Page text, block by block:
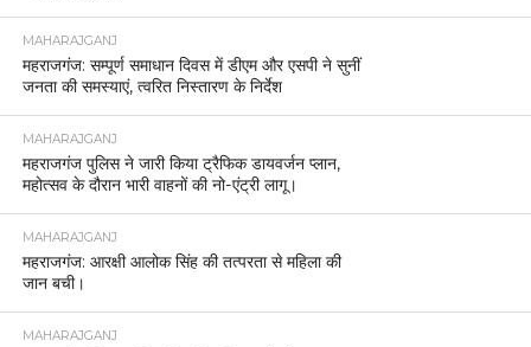
MAHARAJGANJ
महराजगंज: सम्पूर्ण समाधान दिवस में डीएम और एसपी ने सुनीं
जनता की समस्याएं, त्वरित निस्तारण के निर्देश
MAHARAJGANJ
महराजगंज पुलिस ने जारी किया ट्रैफिक डायवर्जन प्लान,
महोत्सव के दौरान भारी वाहनों की नो-एंट्री लागू।
MAHARAJGANJ
महराजगंज: आरक्षी आलोक सिंह की तत्परता से महिला की
जान बची।
MAHARAJGANJ